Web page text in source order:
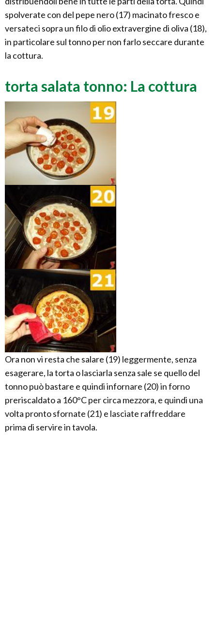
spolverate con del pepe nero (17) macinato fresco e
versateci sopra un filo di olio extravergine di oliva (18),
in particolare sul tonno per non farlo seccare durante
la cottura.
torta salata tonno: La cottura
Ora non vi resta che salare (19) leggermente, senza
esagerare, la torta o lasciarla senza sale se quello del
tonno può bastare e quindi infornare (20) in forno
preriscaldato a 160°C per circa mezzora, e quindi una
volta pronto sfornate (21) e lasciate raffreddare
prima di servire in tavola.